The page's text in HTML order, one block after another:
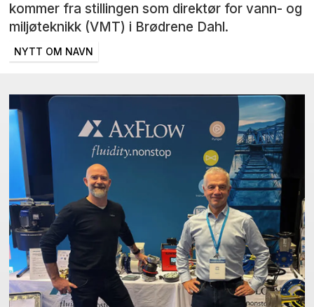
kommer fra stillingen som direktør for vann- og
miljøteknikk (VMT) i Brødrene Dahl.
NYTT OM NAVN